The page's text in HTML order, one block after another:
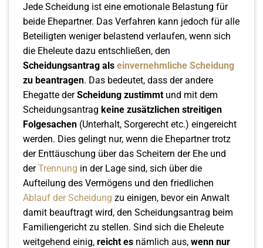
Jede Scheidung ist eine emotionale Belastung für
beide Ehepartner. Das Verfahren kann jedoch für alle
Beteiligten weniger belastend verlaufen, wenn sich
die Eheleute dazu entschließen, den
Scheidungsantrag als einvernehmliche Scheidung
zu beantragen. Das bedeutet, dass der andere
Ehegatte derScheidung zustimmt und mit dem
Scheidungsantrag keine zusätzlichen streitigen
Folgesachen (Unterhalt, Sorgerecht etc.) eingereicht
werden. Dies gelingt nur, wenn die Ehepartner trotz
der Enttäuschung über das Scheitern der Ehe und
derTrennung in der Lage sind, sich über die
Aufteilung des Vermögens und den friedlichen
Ablauf der Scheidung zu einigen, bevor ein Anwalt
damit beauftragt wird, den Scheidungsantrag beim
Familiengericht zu stellen. Sind sich die Eheleute
weitgehend einig, reicht es nämlich aus, wenn nur